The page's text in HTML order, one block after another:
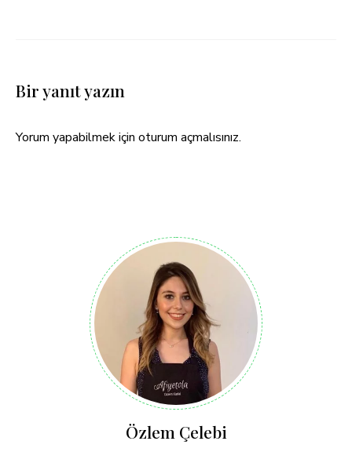
Bir yanıt yazın
Yorum yapabilmek için oturum açmalısınız.
Özlem Çelebi